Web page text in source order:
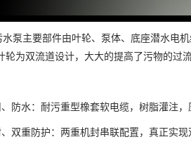
泵主要部件由叶轮、泵体、底座潜水电
轮为双流道设计，大大的提高了污物的过
防水：耐污重型橡套软电缆，树脂灌注，
双重防护：两重机封串联配置，真正实现